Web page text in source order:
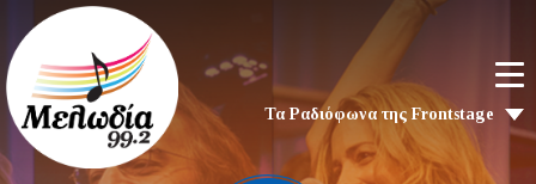
Τα Ραδιόφωνα της Frontstage